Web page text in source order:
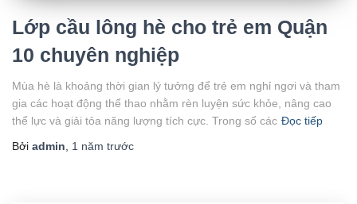
Lớp cầu lông hè cho trẻ em Quận
10 chuyên nghiệp
Mùa hè là khoảng thời gian lý tưởng để trẻ em nghỉ ngơi và tham
gia các hoạt động thể thao nhằm rèn luyện sức khỏe, nâng cao
thể lực và giải tỏa năng lượng tích cực. Trong số các Đọc tiếp
Bởi admin, 1 năm trước